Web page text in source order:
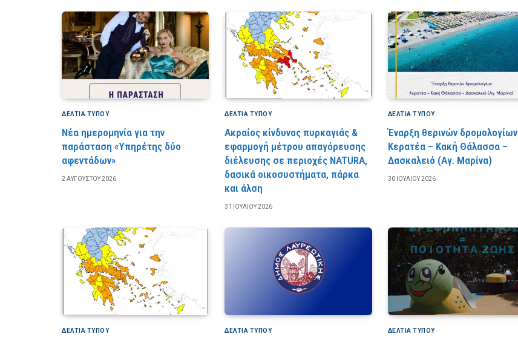
ΔΕΛΤΙΑ ΤΥΠΟΥ
Νέα ημερομηνία για την
παράσταση «Υπηρέτης δύο
αφεντάδων»
2 ΑΥΓΟΎΣΤΟΥ 2026
ΔΕΛΤΙΑ ΤΥΠΟΥ
Ακραίος κίνδυνος πυρκαγιάς &
εφαρμογή μέτρου απαγόρευσης
διέλευσης σε περιοχές NATURA,
δασικά οικοσυστήματα, πάρκα
και άλση
31 ΙΟΥΛΊΟΥ 2026
ΔΕΛΤΙΑ ΤΥΠΟΥ
Έναρξη θερινών δρομολογίων
Κερατέα – Κακή Θάλασσα –
Δασκαλειό (Αγ. Μαρίνα)
30 ΙΟΥΛΊΟΥ 2026
ΔΕΛΤΙΑ ΤΥΠΟΥ ΔΕΛΤΙΑ ΤΥΠΟΥ ΔΕΛΤΙΑ ΤΥΠΟΥ